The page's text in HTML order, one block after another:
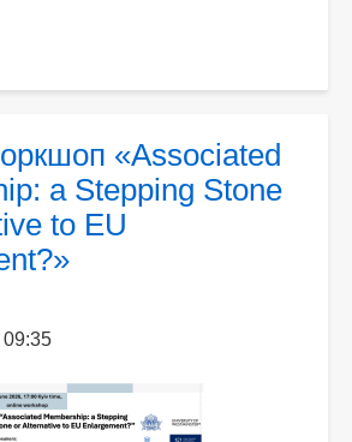
«Associated
a Stepping Stone
to EU
09:35